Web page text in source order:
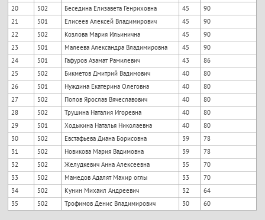
20
502 Беседина Елизавета Генриховна 45
90
21
501 Елисеев Алексей Владимирович 45
90
22
502 Козлова Мария Ильинична 45
90
23
501 Малеева Александра Владимировна 45
90
24
501 Гафуров Азамат Рамилевич 43
86
25
502 Бикметов Дмитрий Вадимович 40
80
26
501 Нуждина Екатерина Олеговна 40
80
27
502 Попов Ярослав Вячеславович 40
80
28
502 Трушина Наталия Игоревна 40
80
29
501 Ходыкина Наталья Николаевна 40
80
30
502 Евстафьева Диана Борисовна 39
78
31
502 Новикова Мария Вадимовна 39
78
32
502 Желудкевич Анна Алексеевна 35
70
33
502 Мамедов Адалят Махир оглы 33
70
34
502 Кунин Михаил Андреевич 32
64
35
502 Трофимов Денис Владимирович 30 60